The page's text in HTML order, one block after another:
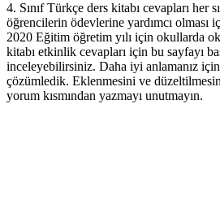
4. Sınıf Türkçe ders kitabı cevapları her
öğrencilerin ödevlerine yardımcı olması
2020 Eğitim öğretim yılı için okullarda
kitabı etkinlik cevapları için bu sayfayı
inceleyebilirsiniz. Daha iyi anlamanız
çözümledik. Eklenmesini ve
yorum kısmından yazmayı unutmayın.